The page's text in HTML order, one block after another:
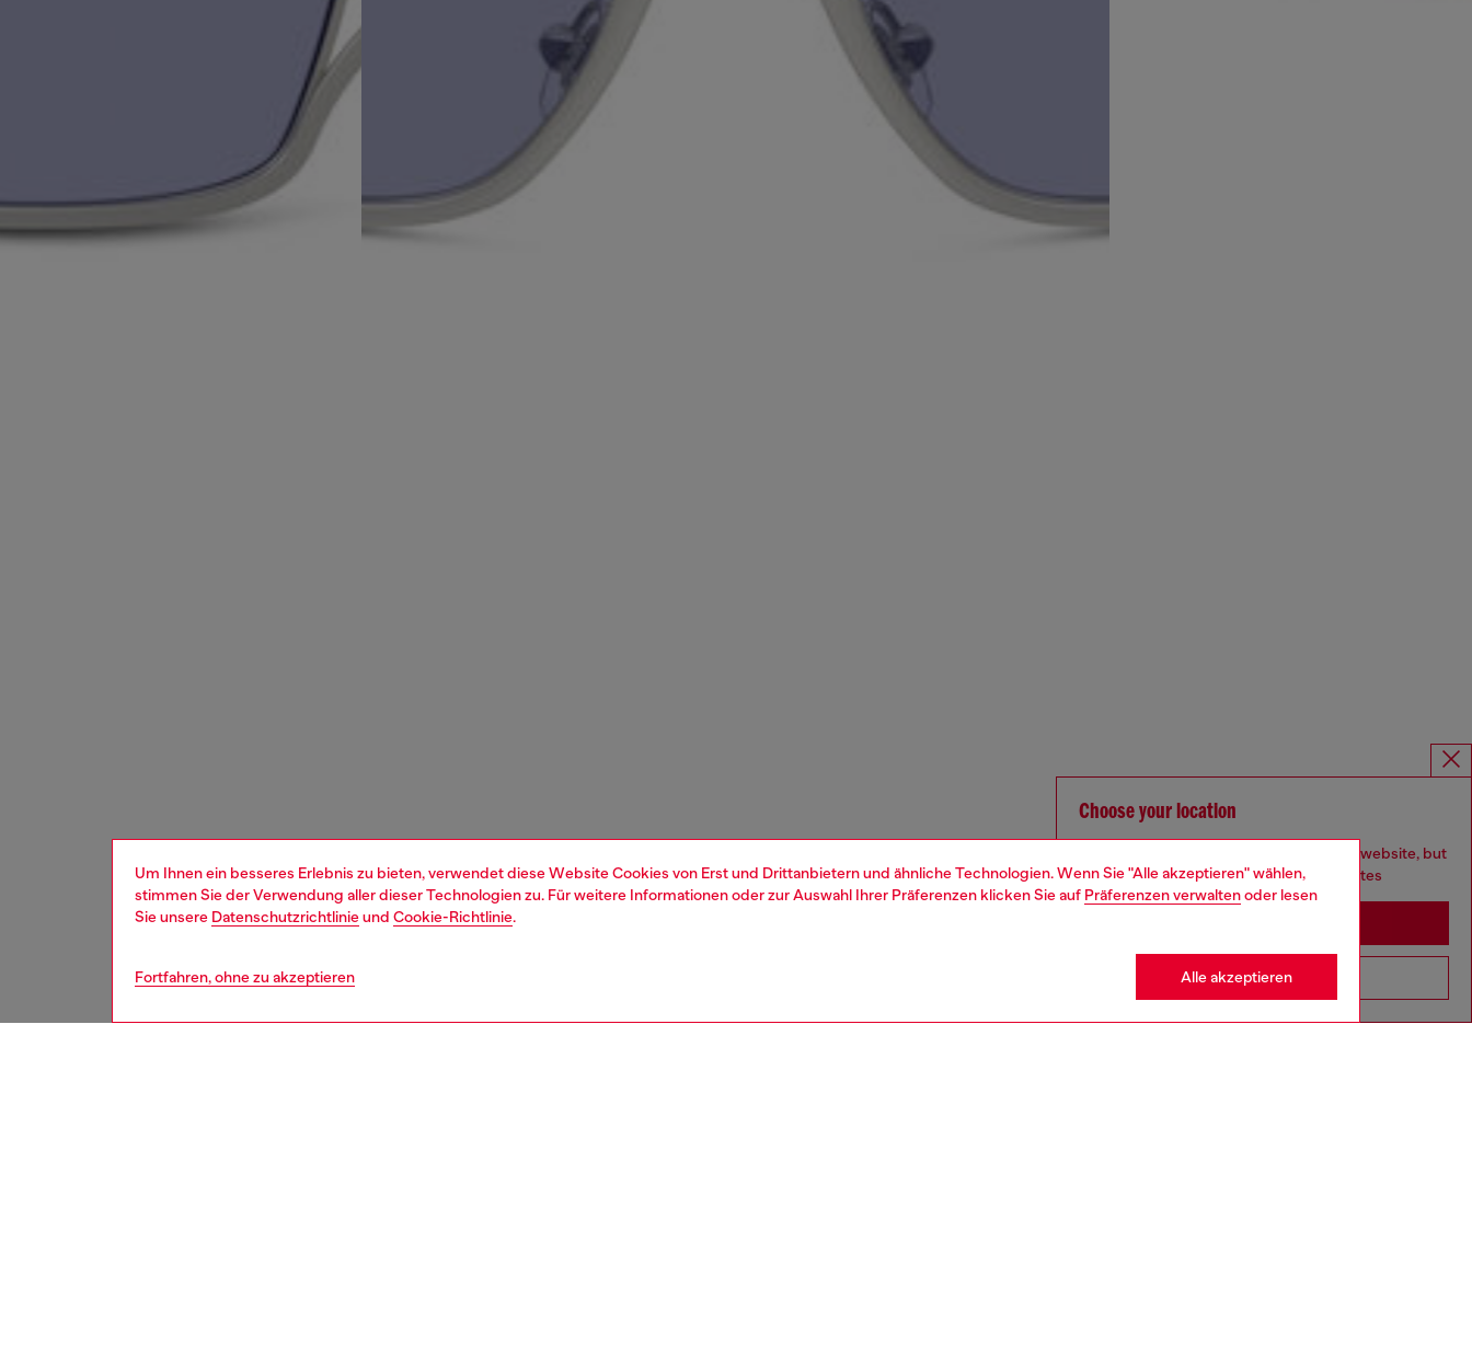
Um Ihnen ein besseres Erlebnis zu bieten, verwendet diese Website Cookies von Erst und Drittanbietern und ähnliche Technologien. Wenn Sie "Alle akzeptieren" wählen,
stimmen Sie der Verwendung aller dieser Technologien zu. Für weitere Informationen oder zur Auswahl Ihrer Präferenzen klicken Sie auf Präferenzen verwaltenoder lesen
Sie unsere Datenschutzrichtlinieund Cookie-Richtlinie.
Fortfahren, ohne zu akzeptieren Alle akzeptieren
Choose your location
You are currently browsing Deutschland website, but
it seems you may be based in United States
Go to United States